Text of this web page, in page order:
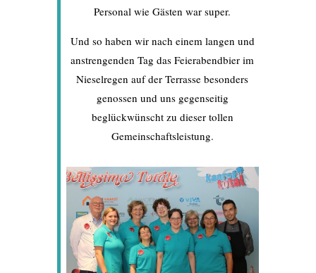
Personal wie Gästen war super.
Und so haben wir nach einem langen und
anstrengenden Tag das Feierabendbier im
Nieselregen auf der Terrasse besonders
genossen und uns gegenseitig
beglückwünscht zu dieser tollen
Gemeinschaftsleistung.